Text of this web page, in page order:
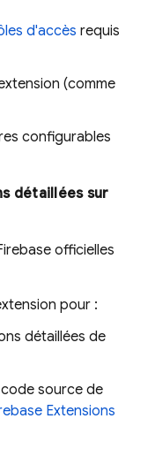
d'accès requis
(comme
configurables
détaillées sur
officielles
pour :
détaillées de
source de
Extensions